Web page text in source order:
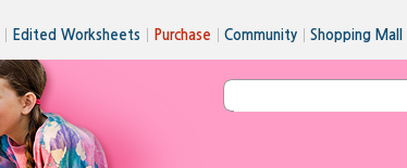
Edited Worksheets Purchase Community Shopping Mall